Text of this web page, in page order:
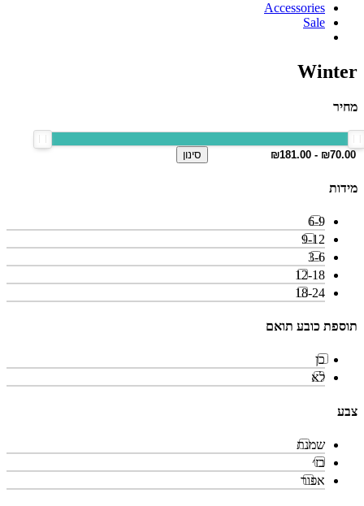
Accessories
Sale
Winter
מחיר
סינון
מידות
6-9
9-12
3-6
12-18
18-24
תוספת כובע תואם
כן
לא
צבע
שמנת
בז׳
אפור